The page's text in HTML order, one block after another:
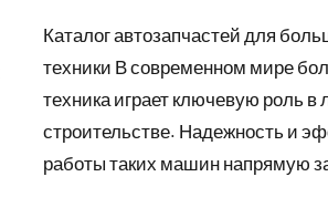
Каталог автозапчастей для
техники В современном мире
техника играет ключевую роль в
строительстве. Надежность и
работы таких машин напрямую